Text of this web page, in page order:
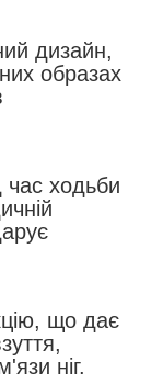
дизайн,
образах
час ходьби
що дає
ніг.